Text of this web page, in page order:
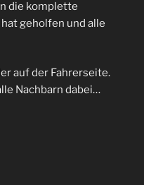
die komplette
geholfen und alle
auf der Fahrerseite.
Nachbarn dabei…